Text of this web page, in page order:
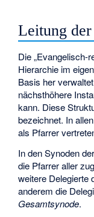
Leitung
Die „Evangelisch-
Hierarchie im
Basis her
nächsthöhere
kann. Diese
bezeichnet. In
als Pfarrer
In den Synoden
die Pfarrer aller
weitere Delegierte
anderem die
Gesamtsynode.